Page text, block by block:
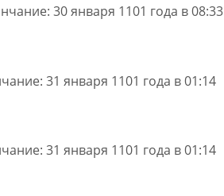
30 января 1101 года в 08:33
31 января 1101 года в 01:14
31 января 1101 года в 01:14